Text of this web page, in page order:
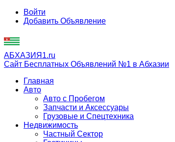
Войти
Добавить Объявление
АБХАЗИЯ1.ru
Сайт Бесплатных Объявлений №1 в Абхазии
Главная
Авто
Авто с Пробегом
Запчасти и Аксессуары
Грузовые и Спецтехника
Недвижимость
Частный Сектор